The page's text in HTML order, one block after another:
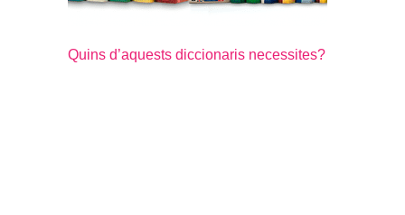
Quins d’aquests diccionaris necessites?